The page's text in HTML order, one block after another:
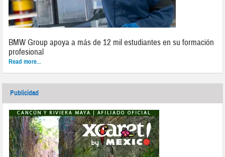
BMW Group apoya a más de 12 mil estudiantes en su formación
profesional
Read more...
Publicidad